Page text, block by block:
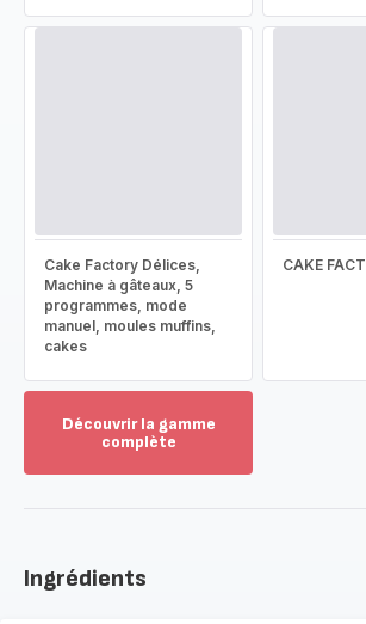
Cake Factory Délices,
Machine à gâteaux, 5
programmes, mode
manuel, moules muffins,
cakes
CAKE
Découvrir la gamme
complète
gamme
Ingrédients